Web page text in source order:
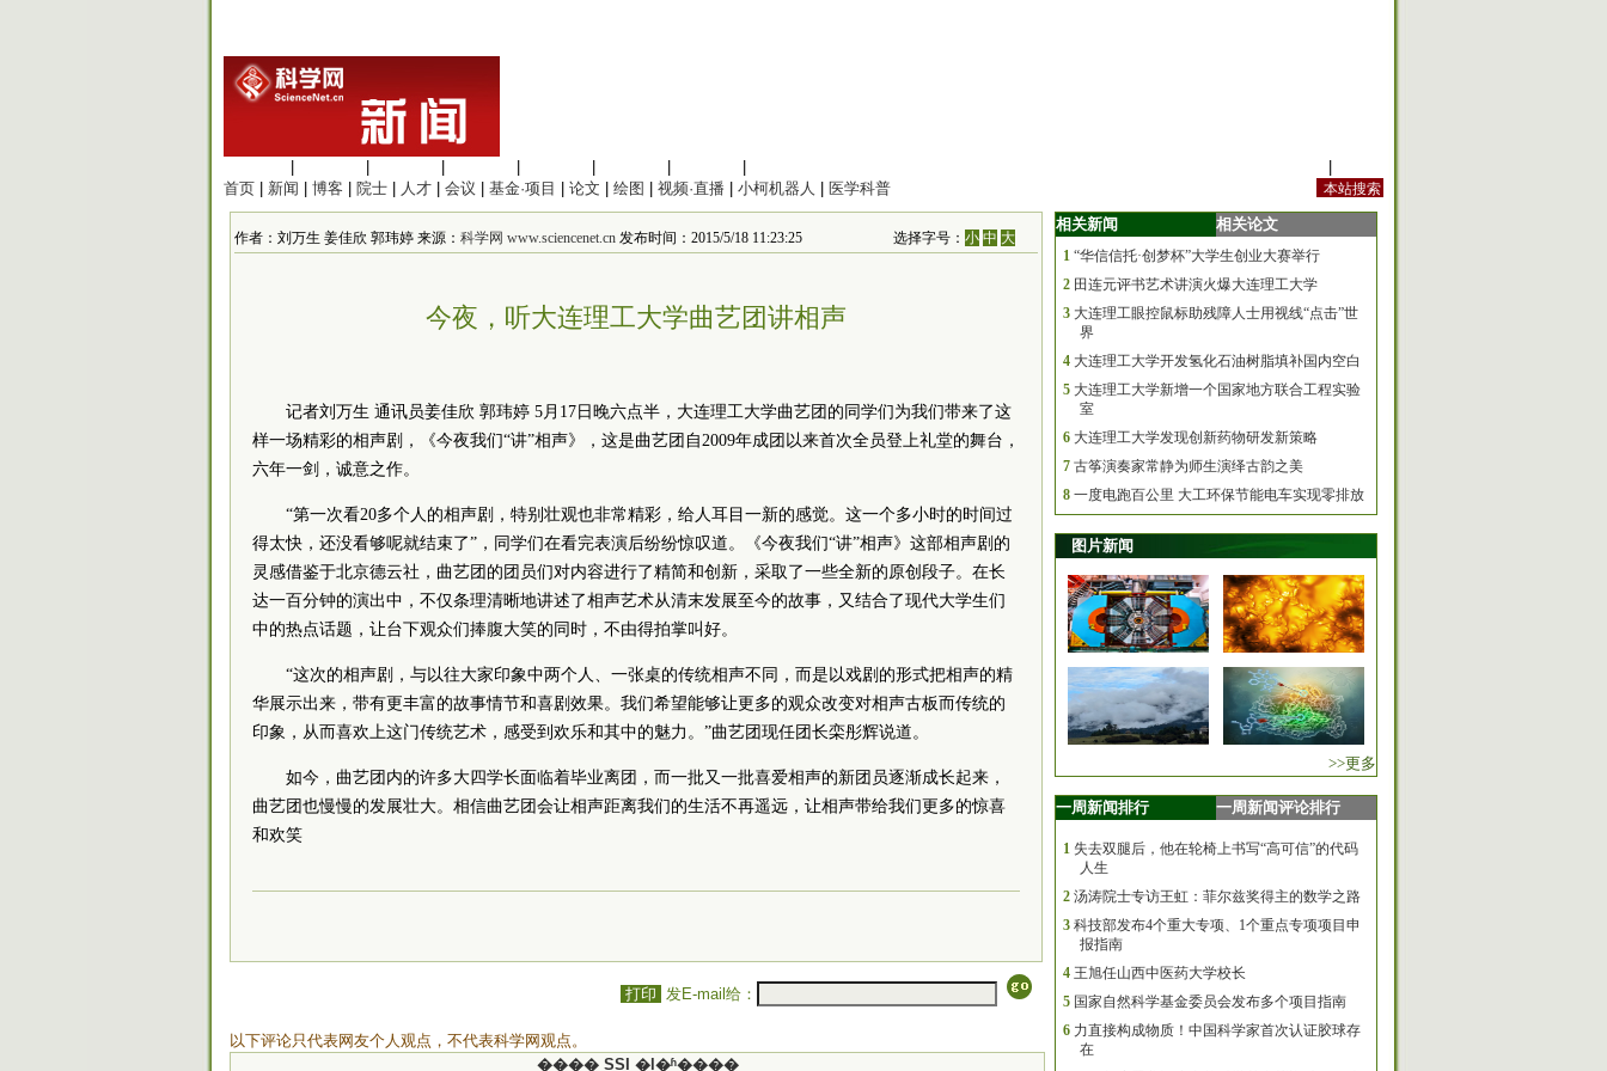
首页
新闻 博客 院士 人才 会议 基金·项目 论文 绘图 视频·直播 小柯机器人 医学科普
作者：刘万生 姜佳欣 郭玮婷 来源： 科学网 www.sciencenet.cn 发布时间：2015/5/18 11:23:25 选择字号：小 中 大
今夜，听大连理工大学曲艺团讲相声
记者刘万生 通讯员姜佳欣 郭玮婷 5月17日晚六点半，大连理工大学曲艺团的同学们为我们带来了这
样一场精彩的相声剧，《今夜我们“讲”相声》，这是曲艺团自2009年成团以来首次全员登上礼堂的舞台，
六年一剑，诚意之作。
“第一次看20多个人的相声剧，特别壮观也非常精彩，给人耳目一新的感觉。这一个多小时的时间过
得太快，还没看够呢就结束了”，同学们在看完表演后纷纷惊叹道。《今夜我们“讲”相声》这部相声剧的
灵感借鉴于北京德云社，曲艺团的团员们对内容进行了精简和创新，采取了一些全新的原创段子。在长
达一百分钟的演出中，不仅条理清晰地讲述了相声艺术从清末发展至今的故事，又结合了现代大学生们
中的热点话题，让台下观众们捧腹大笑的同时，不由得拍掌叫好。
“这次的相声剧，与以往大家印象中两个人、一张桌的传统相声不同，而是以戏剧的形式把相声的精
华展示出来，带有更丰富的故事情节和喜剧效果。我们希望能够让更多的观众改变对相声古板而传统的
印象，从而喜欢上这门传统艺术，感受到欢乐和其中的魅力。”曲艺团现任团长栾彤辉说道。
如今，曲艺团内的许多大四学长面临着毕业离团，而一批又一批喜爱相声的新团员逐渐成长起来，
曲艺团也慢慢的发展壮大。相信曲艺团会让相声距离我们的生活不再遥远，让相声带给我们更多的惊喜
和欢笑
打印 发E-mail给：
以下评论只代表网友个人观点，不代表科学网观点。
���� SSI �ļ�ʱ����
相关新闻 相关论文
1 “华信信托·创梦杯”大学生创业大赛举行
2 田连元评书艺术讲演火爆大连理工大学
3 大连理工眼控鼠标助残障人士用视线“点击”世
界
4 大连理工大学开发氢化石油树脂填补国内空白
5 大连理工大学新增一个国家地方联合工程实验
室
6 大连理工大学发现创新药物研发新策略
7 古筝演奏家常静为师生演绎古韵之美
8 一度电跑百公里 大工环保节能电车实现零排放
图片新闻
>>更多
一周新闻排行 一周新闻评论排行
1 失去双腿后，他在轮椅上书写“高可信”的代码
人生
2 汤涛院士专访王虹：菲尔兹奖得主的数学之路
3 科技部发布4个重大专项、1个重点专项项目申
报指南
4 王旭任山西中医药大学校长
5 国家自然科学基金委员会发布多个项目指南
6 力直接构成物质！中国科学家首次认证胶球存
在